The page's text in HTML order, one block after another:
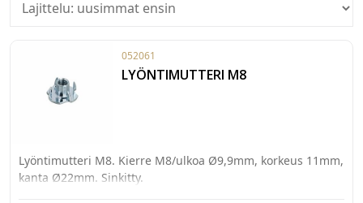
052061
LYÖNTIMUTTERI M8
Lyöntimutteri M8. Kierre M8/ulkoa Ø9,9mm, korkeus 11mm,
kanta Ø22mm. Sinkitty.